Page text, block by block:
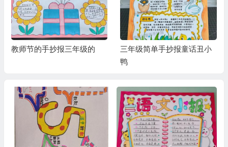
教师节的手抄报三年级的
三年级简单手抄报童话丑小
鸭